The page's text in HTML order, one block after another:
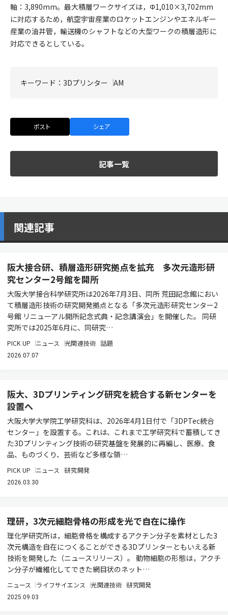
軸：3,890mm。最大積層ワークサイズは，Φ1,010×3,702mm
に対応するため，航空宇宙産業のロケットエンジンやエネルギー
産業の油井管，輸送機のシャフトなどの大型ワークの積層造形に
対応できるとしている。
キーワード： 3Dプリンター AM
ポスト シェア
記事一覧
関連記事
阪大接合研、積層造形研究拠点を拡充 多次元造形研
究センター2号館を開所
大阪大学接合科学研究所は2026年7月3日、同所 荒田記念館におい
て積層造形技術の研究開発拠点となる「多次元造形研究センター2
号館 リニューアル開所記念式典・記念講演会」を開催した。 同研
究所では2025年6月に、同研究…
PICK UP ニュース 光関連技術 話題
2026.07.07
阪大、3Dプリンティング研究を統合する新センターを
設置へ
大阪大学大学院工学研究科は、2026年4月1日付で「3DPTec統合
センター」を設置する。これは、これまで工学研究科で蓄積してき
た3Dプリンティング技術の研究基盤を発展的に再編し、医療、食
品、ものづくり、芸術など多様な領…
PICK UP ニュース 研究開発
2026.03.30
理研，3次元細胞骨格の形成を光で自在に操作
理化学研究所は，細胞骨格を構成するアクチン分子を素材とした3
次元構造を自在につくることができる3Dプリンターともいえる新
技術を開発した（ニュースリリース）。 動物細胞の形態は，アクチ
ン分子が繊維化してできた網目状のネット…
ニュース ライフサイエンス 光関連技術 研究開発
2025.09.03